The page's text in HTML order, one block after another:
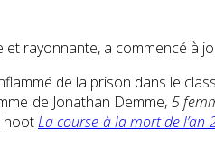
rayonnante, a commencé à
de la prison dans le
de Jonathan Demme, 5
hootLa course à la mort de l’an